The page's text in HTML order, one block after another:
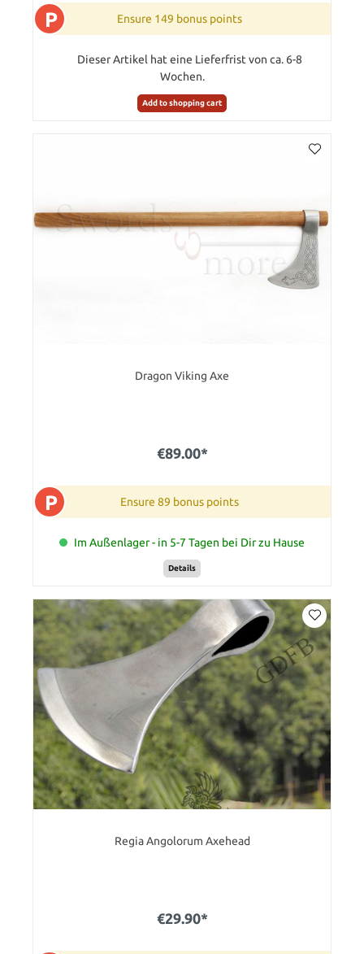
P Ensure 149 bonus points
Dieser Artikel hat eine Lieferfrist von ca. 6-8
Wochen.
Add to shopping cart
Dragon Viking Axe
€89.00*
P Ensure 89 bonus points
Im Außenlager - in 5-7 Tagen bei Dir zu Hause
Details
Regia Angolorum Axehead
€29.90*